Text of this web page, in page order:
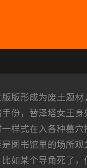
版形成为废土题材
份，替泽塔女王身
样式在入各种墓穴
图书馆里的场所观
如某个导角死了，